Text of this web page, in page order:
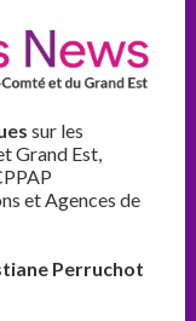
sur les
Grand Est,
et Agences de
Perruchot